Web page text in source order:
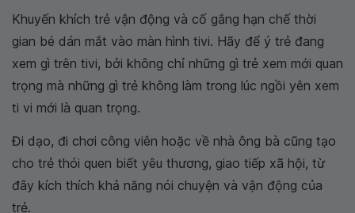
Khuyến khích trẻ vận động và cố gắng hạn chế thời
gian bé dán mắt vào màn hình tivi. Hãy để ý trẻ đang
xem gì trên tivi, bởi không chỉ những gì trẻ xem mới quan
trọng mà những gì trẻ không làm trong lúc ngồi yên xem
ti vi mới là quan trọng.
Đi dạo, đi chơi công viên hoặc về nhà ông bà cũng tạo
cho trẻ thói quen biết yêu thương, giao tiếp xã hội, từ
đây kích thích khả năng nói chuyện và vận động của
trẻ.